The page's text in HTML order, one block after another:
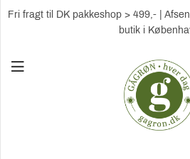
Fri fragt til DK pakkeshop > 499,- |
butik i